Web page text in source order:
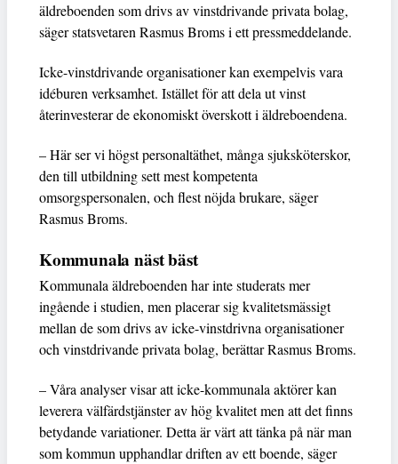
äldreboenden som drivs av vinstdrivande privata bolag,
säger statsvetaren Rasmus Broms i ett pressmeddelande.
Icke-vinstdrivande organisationer kan exempelvis vara
idéburen verksamhet. Istället för att dela ut vinst
återinvesterar de ekonomiskt överskott i äldreboendena.
– Här ser vi högst personaltäthet, många sjuksköterskor,
den till utbildning sett mest kompetenta
omsorgspersonalen, och flest nöjda brukare, säger
Rasmus Broms.
Kommunala näst bäst
Kommunala äldreboenden har inte studerats mer
ingående i studien, men placerar sig kvalitetsmässigt
mellan de som drivs av icke-vinstdrivna organisationer
och vinstdrivande privata bolag, berättar Rasmus Broms.
– Våra analyser visar att icke-kommunala aktörer kan
leverera välfärdstjänster av hög kvalitet men att det finns
betydande variationer. Detta är värt att tänka på när man
som kommun upphandlar driften av ett boende, säger